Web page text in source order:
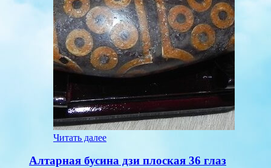
Читать далее
Алтарная бусина дзи плоская 36 глаз